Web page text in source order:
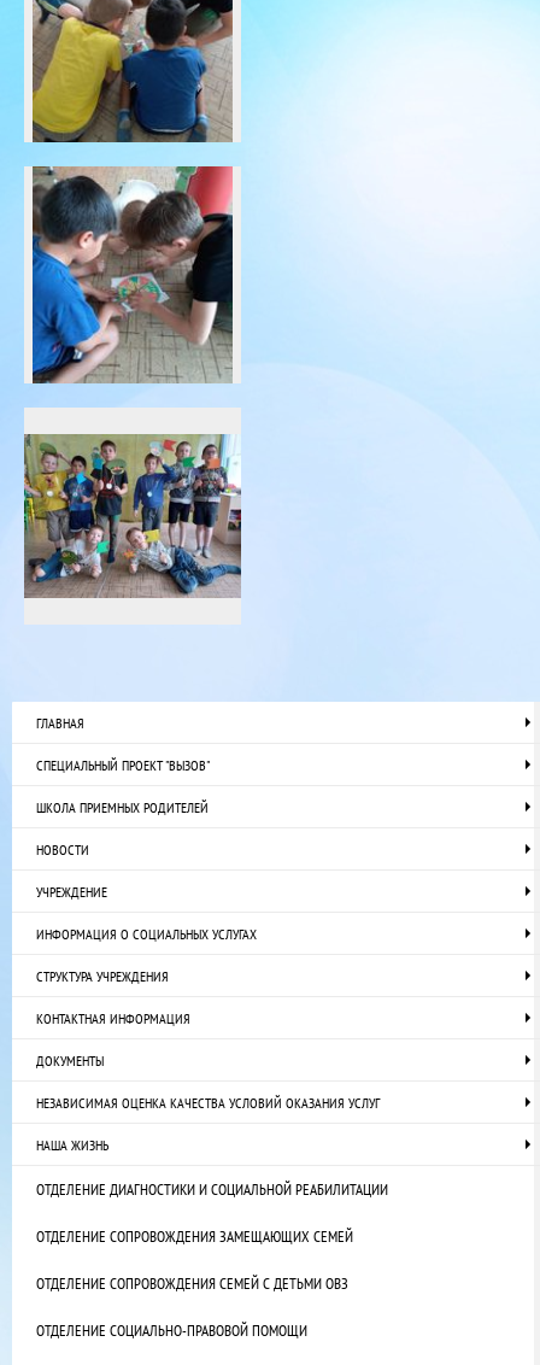
ГЛАВНАЯ
СПЕЦИАЛЬНЫЙ ПРОЕКТ "ВЫЗОВ"
ШКОЛА ПРИЕМНЫХ РОДИТЕЛЕЙ
НОВОСТИ
УЧРЕЖДЕНИЕ
ИНФОРМАЦИЯ О СОЦИАЛЬНЫХ УСЛУГАХ
СТРУКТУРА УЧРЕЖДЕНИЯ
КОНТАКТНАЯ ИНФОРМАЦИЯ
ДОКУМЕНТЫ
НЕЗАВИСИМАЯ ОЦЕНКА КАЧЕСТВА УСЛОВИЙ ОКАЗАНИЯ УСЛУГ
НАША ЖИЗНЬ
ОТДЕЛЕНИЕ ДИАГНОСТИКИ И СОЦИАЛЬНОЙ РЕАБИЛИТАЦИИ
ОТДЕЛЕНИЕ СОПРОВОЖДЕНИЯ ЗАМЕЩАЮЩИХ СЕМЕЙ
ОТДЕЛЕНИЕ СОПРОВОЖДЕНИЯ СЕМЕЙ С ДЕТЬМИ ОВЗ
ОТДЕЛЕНИЕ СОЦИАЛЬНО-ПРАВОВОЙ ПОМОЩИ